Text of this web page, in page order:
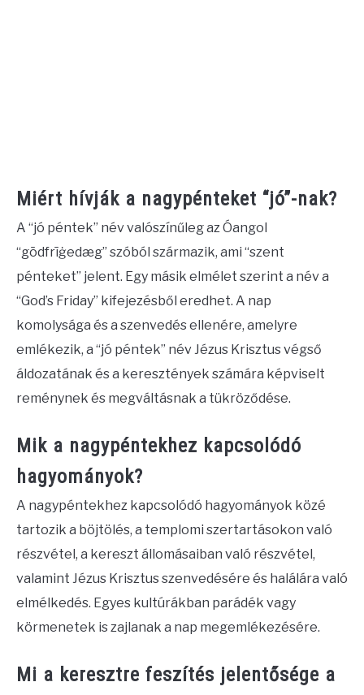
Miért hívják a nagypénteket “jó”-nak?
A “jó péntek” név valószínűleg az Óangol
“gōdfrīġedæg” szóból származik, ami “szent
pénteket” jelent. Egy másik elmélet szerint a név a
“God’s Friday” kifejezésből eredhet. A nap
komolysága és a szenvedés ellenére, amelyre
emlékezik, a “jó péntek” név Jézus Krisztus végső
áldozatának és a keresztények számára képviselt
reménynek és megváltásnak a tükröződése.
Mik a nagypéntekhez kapcsolódó
hagyományok?
A nagypéntekhez kapcsolódó hagyományok közé
tartozik a böjtölés, a templomi szertartásokon való
részvétel, a kereszt állomásaiban való részvétel,
valamint Jézus Krisztus szenvedésére és halálára való
elmélkedés. Egyes kultúrákban parádék vagy
körmenetek is zajlanak a nap megemlékezésére.
Mi a keresztre feszítés jelentősége a